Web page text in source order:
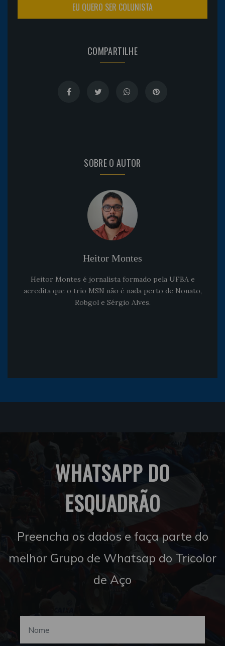
EU QUERO SER COLUNISTA
COMPARTILHE
SOBRE O AUTOR
Heitor Montes
Heitor Montes é jornalista formado pela UFBA e
acredita que o trio MSN não é nada perto de Nonato,
Robgol e Sérgio Alves.
WHATSAPP DO
ESQUADRÃO
Preencha os dados e faça parte do
melhor Grupo de Whatsap do Tricolor
de Aço